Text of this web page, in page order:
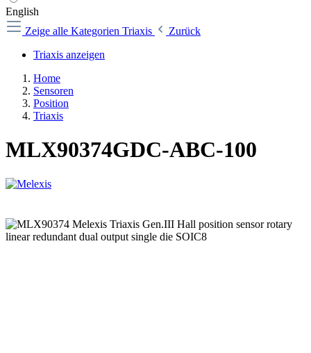
English
Zeige alle Kategorien Triaxis
Zurück
Triaxis anzeigen
Home
Sensoren
Position
Triaxis
MLX90374GDC-ABC-100